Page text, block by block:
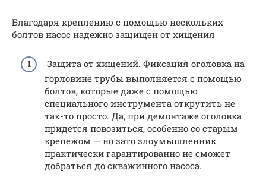
Благодаря креплению с помощью нескольких
болтов насос надежно защищен от хищения
Защита от хищений. Фиксация оголовка на
горловине трубы выполняется с помощью
болтов, которые даже с помощью
специального инструмента открутить не
так-то просто. Да, при демонтаже оголовка
придется повозиться, особенно со старым
крепежом — но зато злоумышленник
практически гарантированно не сможет
добраться до скважинного насоса.